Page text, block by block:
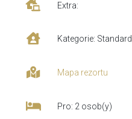
Extra:
Kategorie: Standard
Mapa rezortu
Pro: 2 osob(y)